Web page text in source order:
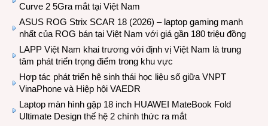
Curve 2 5Gra mắt tại Việt Nam
ASUS ROG Strix SCAR 18 (2026) – laptop gaming mạnh
nhất của ROG bán tại Việt Nam với giá gần 180 triệu đồng
LAPP Việt Nam khai trương với định vị Việt Nam là trung
tâm phát triển trọng điểm trong khu vực
Hợp tác phát triển hệ sinh thái học liệu số giữa VNPT
VinaPhone và Hiệp hội VAEDR
Laptop màn hình gập 18 inch HUAWEI MateBook Fold
Ultimate Design thế hệ 2 chính thức ra mắt